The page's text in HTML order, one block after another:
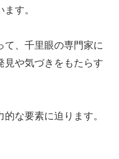
す。
て、千里眼の専門家に
見や気づきをもたらす
な要素に迫ります。